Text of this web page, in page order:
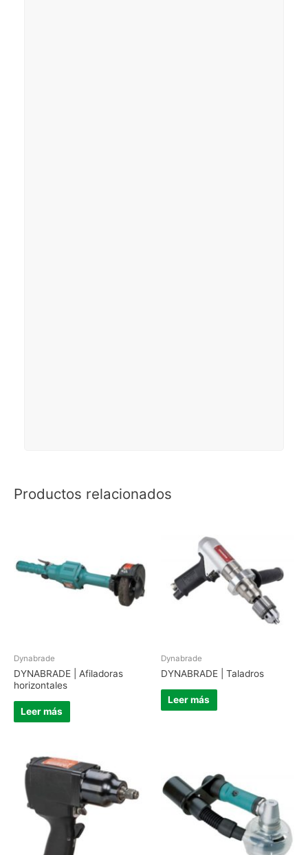
Productos relacionados
Dynabrade
DYNABRADE | Afiladoras
horizontales
Leer más
Dynabrade
DYNABRADE | Taladros
Leer más